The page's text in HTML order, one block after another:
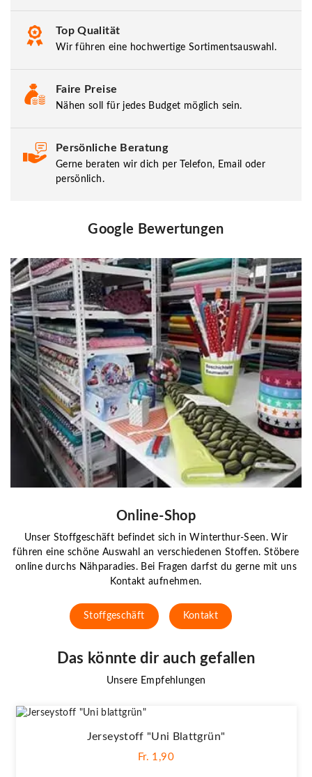
Top Qualität
Wir führen eine hochwertige Sortimentsauswahl.
Faire Preise
Nähen soll für jedes Budget möglich sein.
Persönliche Beratung
Gerne beraten wir dich per Telefon, Email oder
persönlich.
Google Bewertungen
Online-Shop
Unser Stoffgeschäft befindet sich in Winterthur-Seen. Wir
führen eine schöne Auswahl an verschiedenen Stoffen. Stöbere
online durchs Nähparadies. Bei Fragen darfst du gerne mit uns
Kontakt aufnehmen.
Stoffgeschäft Kontakt
Das könnte dir auch gefallen
Unsere Empfehlungen
Jerseystoff "Uni Blattgrün"
Fr. 1,90